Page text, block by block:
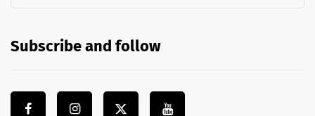
Subscribe and follow